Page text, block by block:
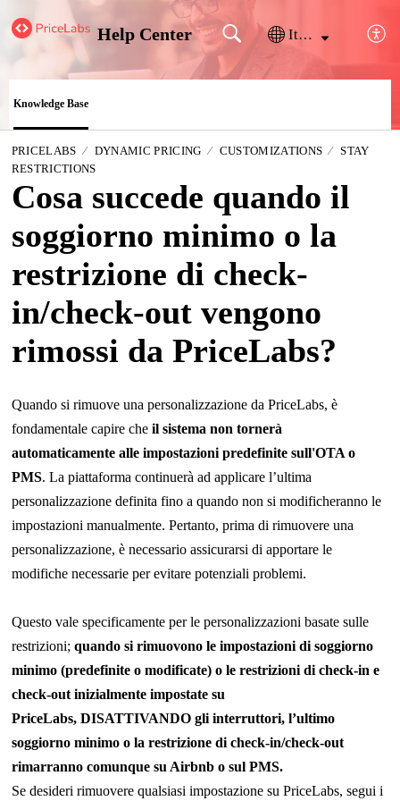
Help Center Italiano
Knowledge Base
PRICELABS DYNAMIC PRICING CUSTOMIZATIONS
STAY
RESTRICTIONS
Cosa succede quando il
soggiorno minimo o la
restrizione di check-
in/check-out vengono
rimossi da PriceLabs?
Quando si rimuove una personalizzazione da PriceLabs, è
fondamentale capire che il sistema non tornerà
automaticamente alle impostazioni predefinite sull'OTA o
PMS. La piattaforma continuerà ad applicare l’ultima
personalizzazione definita fino a quando non si modificheranno le
impostazioni manualmente. Pertanto, prima di rimuovere una
personalizzazione, è necessario assicurarsi di apportare le
modifiche necessarie per evitare potenziali problemi.
Questo vale specificamente per le personalizzazioni basate sulle
restrizioni; quando si rimuovono le impostazioni di soggiorno
minimo (predefinite o modificate) o le restrizioni di check-in e
check-out inizialmente impostate su
PriceLabs, DISATTIVANDO gli interruttori,l’ultimo
soggiorno minimo o la restrizione di check-in/check-out
rimarranno comunque su Airbnb o sul PMS.
Se desideri rimuovere qualsiasi impostazione su PriceLabs, segui i